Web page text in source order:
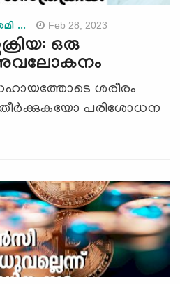
... Feb 28, 2023
ഒരു
അവലോകനം
ശരീരം
തീര്‍ക്കുകയോ പരിശോധന